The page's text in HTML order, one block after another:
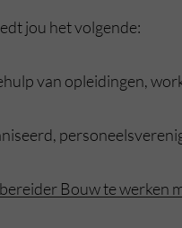
jou het volgende:
van opleidingen,
Bouw te werken